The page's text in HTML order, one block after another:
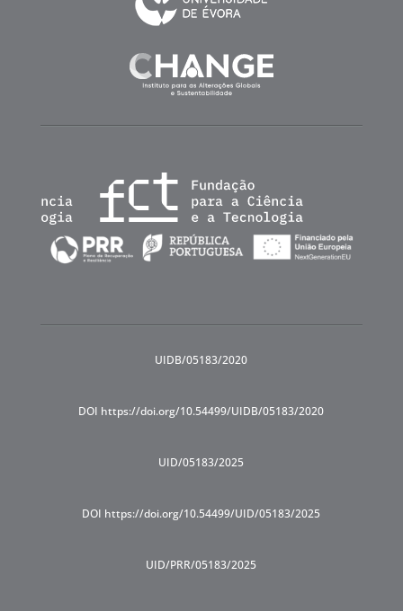
UIDB/05183/2020
DOI https://doi.org/10.54499/UIDB/05183/2020
UID/05183/2025
DOI https://doi.org/10.54499/UID/05183/2025
UID/PRR/05183/2025